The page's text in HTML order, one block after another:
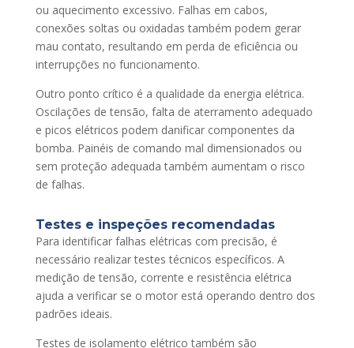
ou aquecimento excessivo. Falhas em cabos,
conexões soltas ou oxidadas também podem gerar
mau contato, resultando em perda de eficiência ou
interrupções no funcionamento.
Outro ponto crítico é a qualidade da energia elétrica.
Oscilações de tensão, falta de aterramento adequado
e picos elétricos podem danificar componentes da
bomba. Painéis de comando mal dimensionados ou
sem proteção adequada também aumentam o risco
de falhas.
Testes e inspeções recomendadas
Para identificar falhas elétricas com precisão, é
necessário realizar testes técnicos específicos. A
medição de tensão, corrente e resistência elétrica
ajuda a verificar se o motor está operando dentro dos
padrões ideais.
Testes de isolamento elétrico também são